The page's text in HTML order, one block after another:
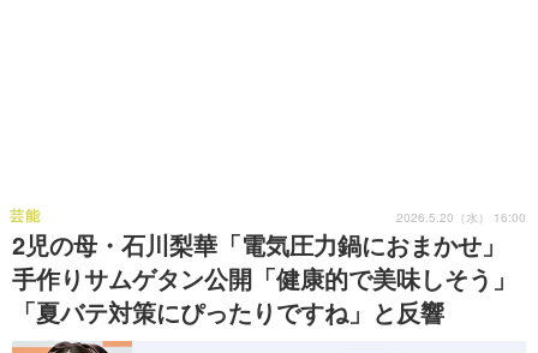
2児の母・石川梨華「電気圧力鍋におまかせ」
手作りサムゲタン公開「健康的で美味しそう」
「夏バテ対策にぴったりですね」と反響
芸能 2026.5.20（水） 16:00